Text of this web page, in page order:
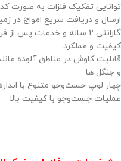
توانایی تفکیک فلزات به صورت
ارسال و دریافت سریع امواج در
کیفیت و عملکرد
قابلیت کاوش در مناطق آلوده
و جنگل ها
عملیات جست‌وجو با کیفیت بالا